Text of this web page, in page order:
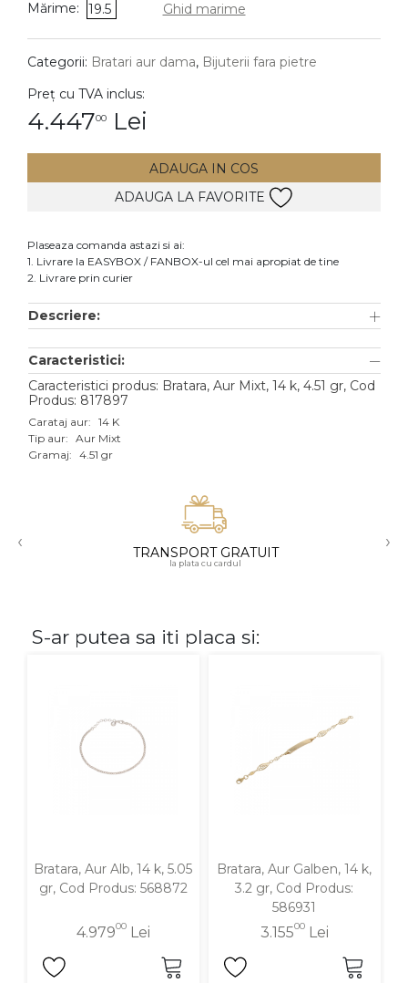
DIAMANTE Vezi toate
Cercei
Accesorii
Aur alb
Aur roz
Aur mixt
18K
Mărime: 19.5 Ghid marime
Categorii: Bratari aur dama, Bijuterii fara pietre
Preț cu TVA inclus:
4.44700 Lei
ADAUGA IN COS
ADAUGA LA FAVORITE
Plaseaza comanda astazi si ai:
1. Livrare la EASYBOX / FANBOX-ul cel mai apropiat de tine
2. Livrare prin curier
Descriere:
Caracteristici:
Caracteristici produs: Bratara, Aur Mixt, 14 k, 4.51 gr, Cod
Produs: 817897
Carataj aur: 14 K
Tip aur: Aur Mixt
Gramaj: 4.51 gr
‹ TRANSPORT GRATUIT
la plata cu cardul
›
S-ar putea sa iti placa si:
Bratara, Aur Alb, 14 k, 5.05
gr, Cod Produs: 568872
4.97900Lei
Bratara, Aur Galben, 14 k,
3.2 gr, Cod Produs:
586931
3.15500Lei